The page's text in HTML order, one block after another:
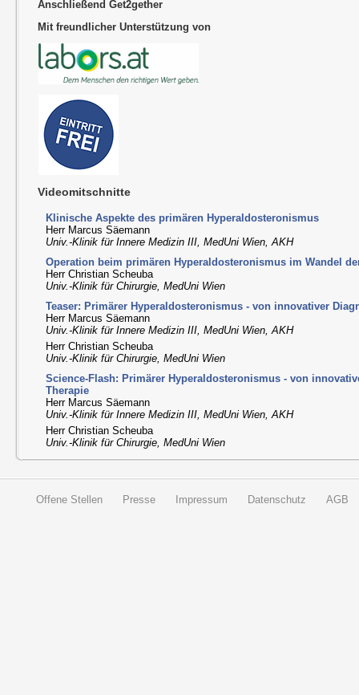
Anschließend Get2gether
Mit freundlicher Unterstützung von
Videomitschnitte
Klinische Aspekte des primären Hyperaldosteronismus
Herr Marcus Säemann
Univ.-Klinik für Innere Medizin III, MedUni Wien, AKH
Operation beim primären Hyperaldosteronismus im Wandel
Herr Christian Scheuba
Univ.-Klinik für Chirurgie, MedUni Wien
Teaser: Primärer Hyperaldosteronismus - von innovativer
Herr Marcus Säemann
Univ.-Klinik für Innere Medizin III, MedUni Wien, AKH
Herr Christian Scheuba
Univ.-Klinik für Chirurgie, MedUni Wien
Science-Flash: Primärer Hyperaldosteronismus - von
Therapie
Herr Marcus Säemann
Univ.-Klinik für Innere Medizin III, MedUni Wien, AKH
Herr Christian Scheuba
Univ.-Klinik für Chirurgie, MedUni Wien
Offene Stellen Presse Impressum Datenschutz AGB